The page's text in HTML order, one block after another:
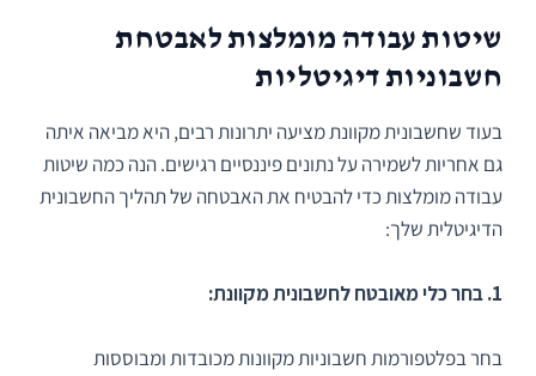
שיטות עבודה מומלצות לאבטחת
חשבוניות דיגיטליות
בעוד שחשבונית מקוונת מציעה יתרונות רבים, היא מביאה איתה
גם אחריות לשמירה על נתונים פיננסיים רגישים. הנה כמה שיטות
עבודה מומלצות כדי להבטיח את האבטחה של תהליך החשבונית
הדיגיטלית שלך:
1. בחר כלי מאובטח לחשבונית מקוונת:
בחר בפלטפורמות חשבוניות מקוונות מכובדות ומבוססות